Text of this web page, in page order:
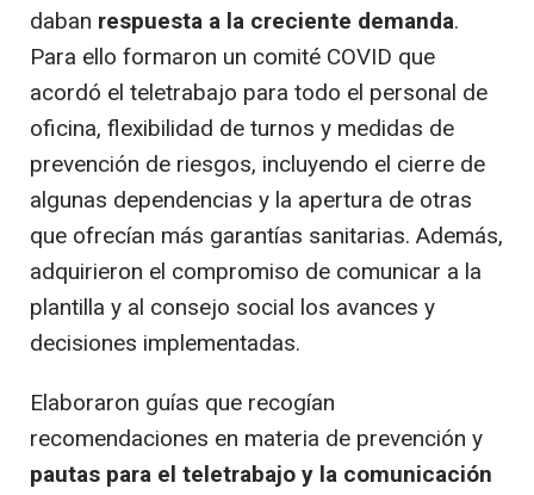
daban respuesta a la creciente demanda.
Para ello formaron un comité COVID que
acordó el teletrabajo para todo el personal de
oficina, flexibilidad de turnos y medidas de
prevención de riesgos, incluyendo el cierre de
algunas dependencias y la apertura de otras
que ofrecían más garantías sanitarias. Además,
adquirieron el compromiso de comunicar a la
plantilla y al consejo social los avances y
decisiones implementadas.
Elaboraron guías que recogían
recomendaciones en materia de prevención y
pautas para el teletrabajo y la comunicación